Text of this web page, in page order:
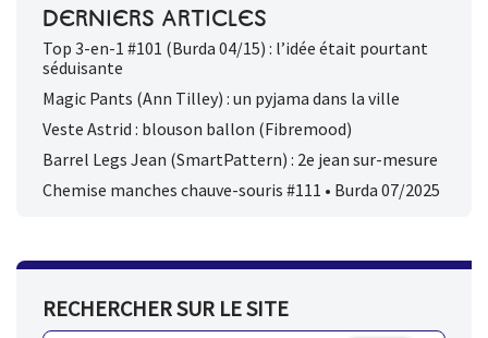
DERNIERS ARTICLES
Top 3-en-1 #101 (Burda 04/15) : l’idée était pourtant
séduisante
Magic Pants (Ann Tilley) : un pyjama dans la ville
Veste Astrid : blouson ballon (Fibremood)
Barrel Legs Jean (SmartPattern) : 2e jean sur-mesure
Chemise manches chauve-souris #111 • Burda 07/2025
RECHERCHER SUR LE SITE